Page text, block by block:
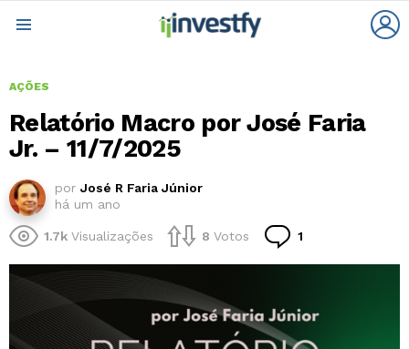
AÇÕES
Relatório Macro por José Faria
Jr. – 11/7/2025
por José R Faria Júnior
há um ano
1.7k Visualizações 8 Votos 1